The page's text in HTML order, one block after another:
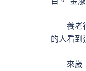
養老
的人看到
來歲